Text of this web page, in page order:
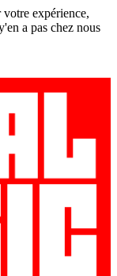
expérience,
a pas chez nous